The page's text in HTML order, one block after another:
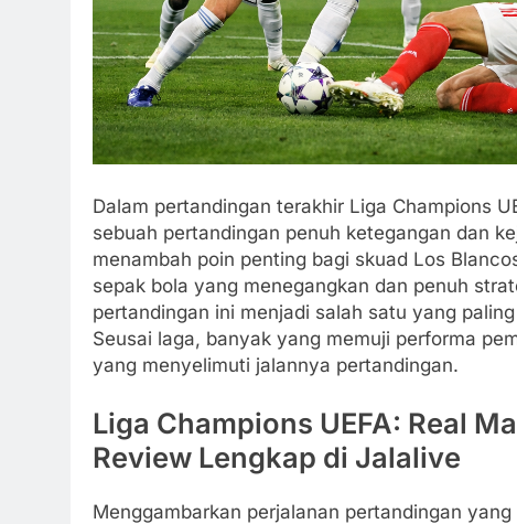
Dalam pertandingan terakhir Liga Champions
sebuah pertandingan penuh ketegangan dan
menambah poin penting bagi skuad Los
sepak bola yang menegangkan dan penuh
pertandingan ini menjadi salah satu yang
Seusai laga, banyak yang memuji performa
yang menyelimuti jalannya pertandingan.
Liga Champions UEFA: Real
Review Lengkap di Jalalive
Menggambarkan perjalanan pertandingan